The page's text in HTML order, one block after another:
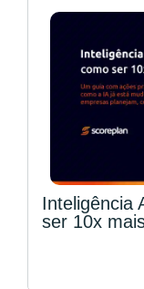
Inteligência
ser 10x